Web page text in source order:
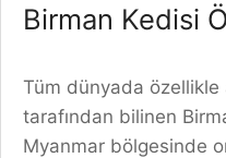
Birman Kedisi
Tüm dünyada
tarafından bilinen
Myanmar bölgesinde